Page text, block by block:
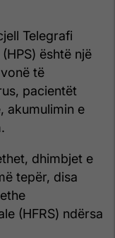
Telegrafi
është një
të
pacientët
akumulimin e
dhimbjet e
tepër, disa
(HFRS) ndërsa